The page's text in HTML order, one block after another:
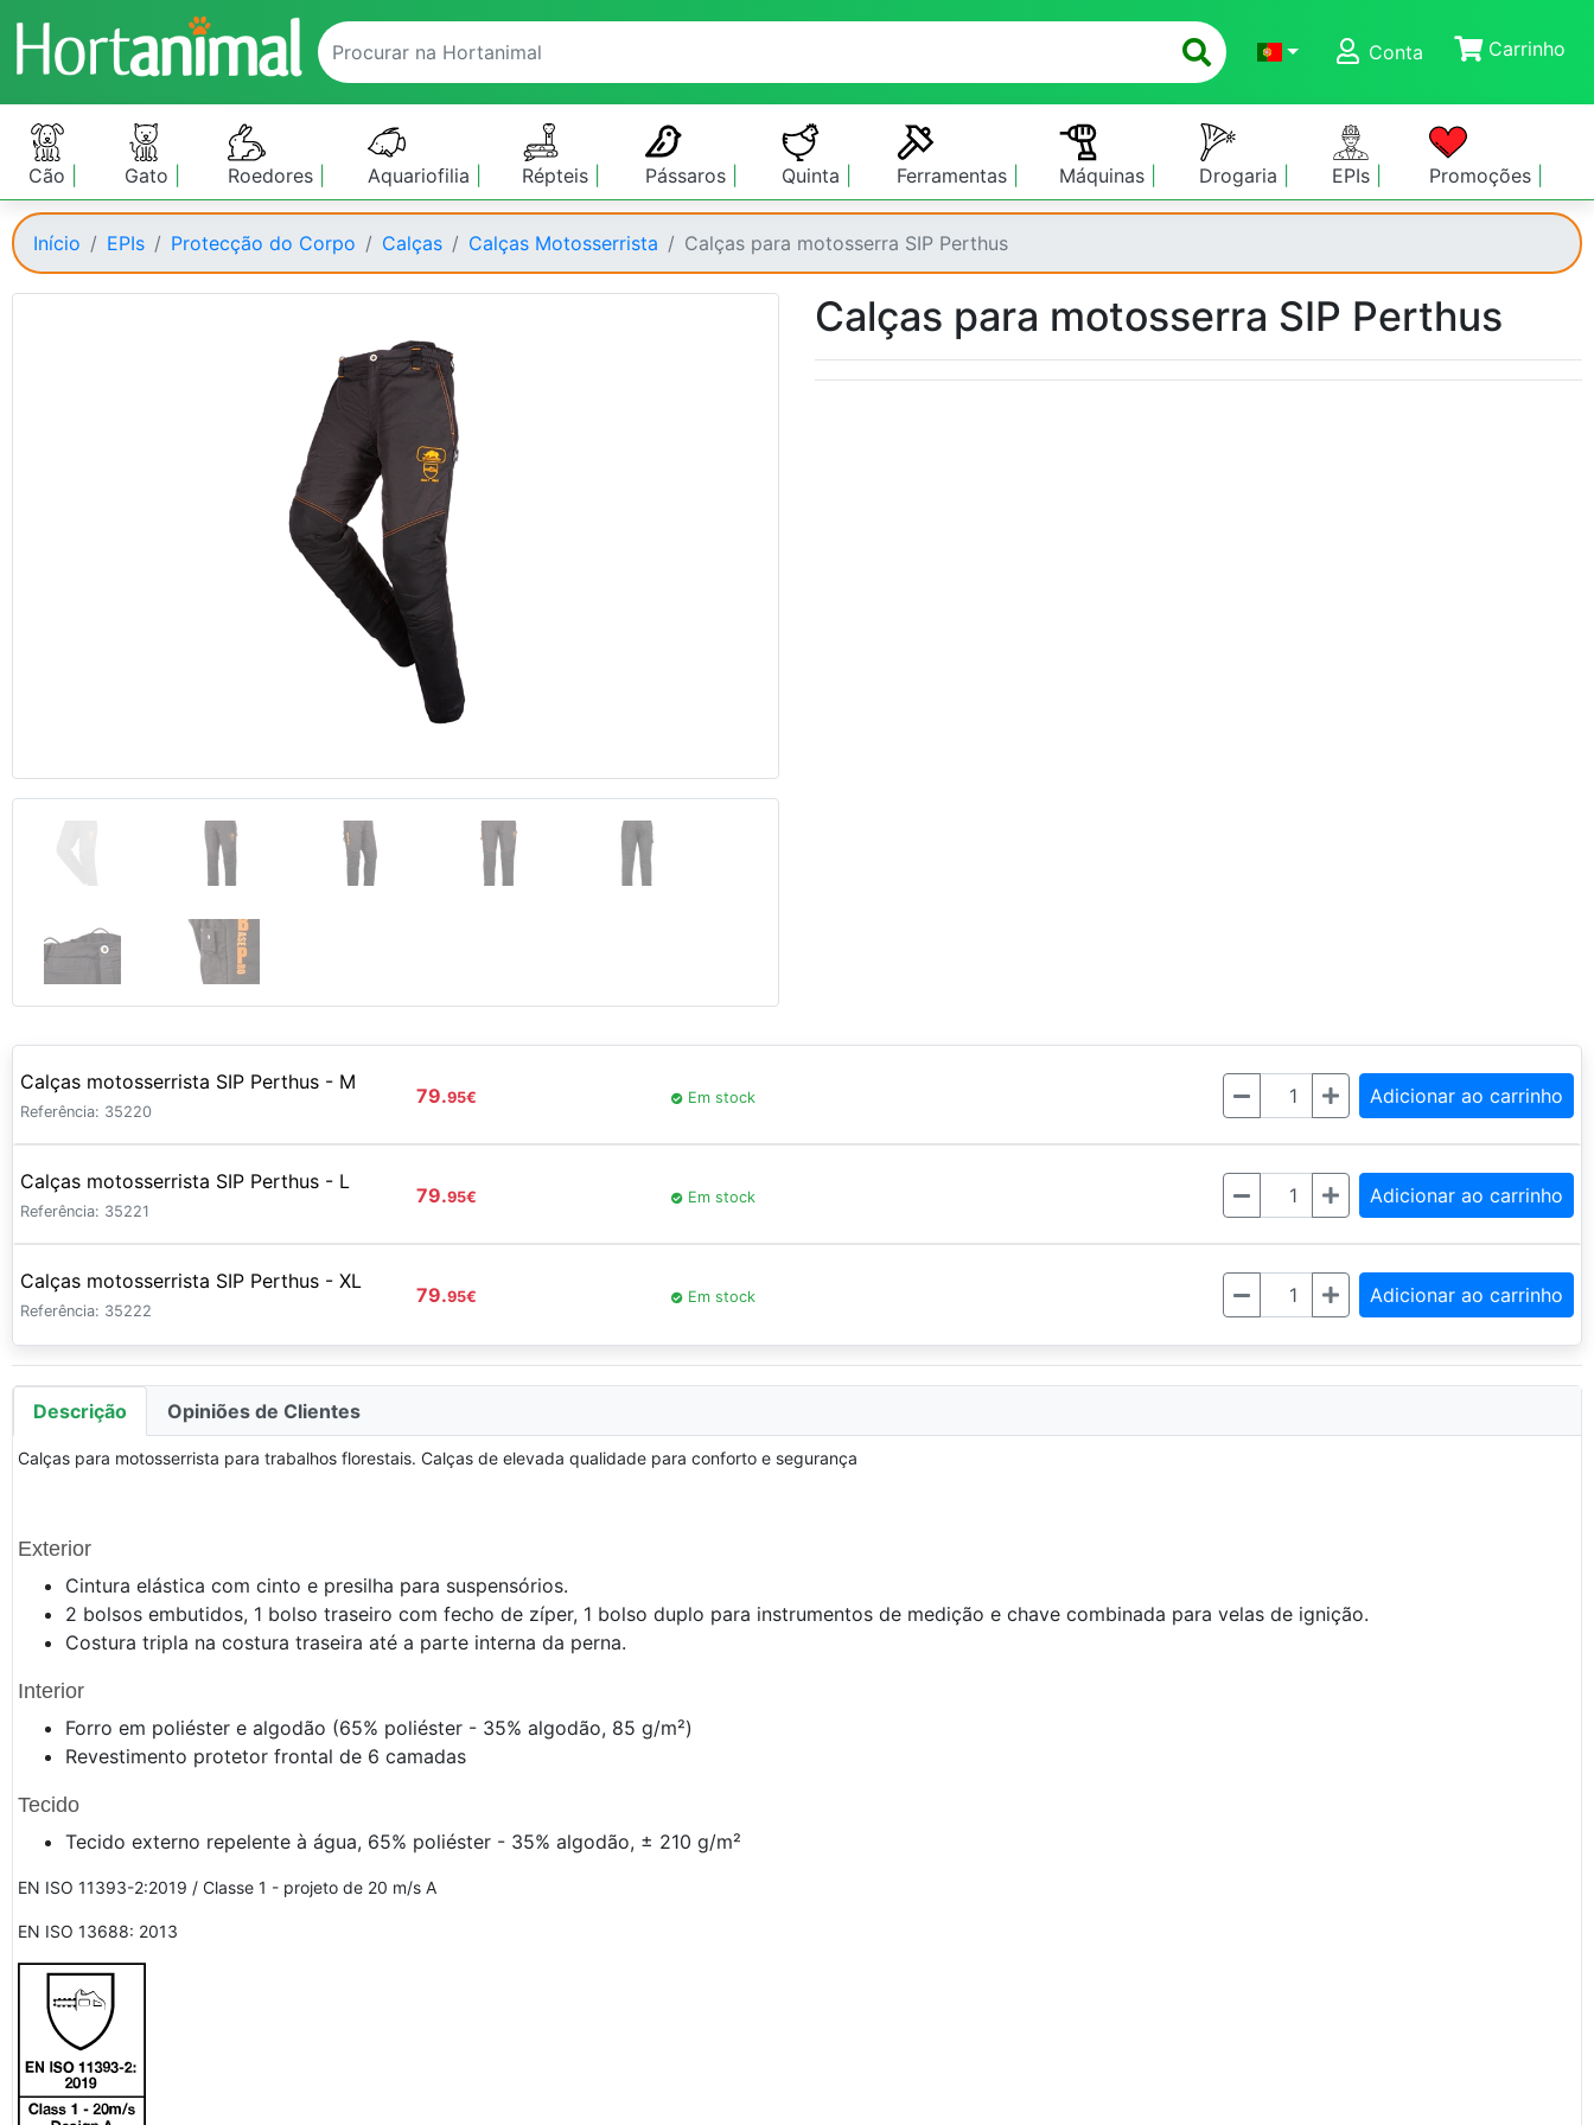
Conta
Carrinho
Cão Gato Roedores Aquariofilia Répteis Pássaros Quinta Ferramentas Máquinas Drogaria EPIs Promoções
Início EPIs Protecção do Corpo Calças Calças Motosserrista Calças para motosserra SIP Perthus
Calças para motosserra SIP Perthus
Calças motosserrista SIP Perthus - M
Referência: 35220
79.95€ Em stock Quantidade Adicionar ao carrinho
Calças motosserrista SIP Perthus - L
Referência: 35221
79.95€ Em stock Quantidade Adicionar ao carrinho
Calças motosserrista SIP Perthus - XL
Referência: 35222
79.95€ Em stock Quantidade Adicionar ao carrinho
Descrição Opiniões de Clientes
Calças para motosserrista para trabalhos florestais. Calças de elevada qualidade para conforto e segurança
Exterior
Cintura elástica com cinto e presilha para suspensórios.
2 bolsos embutidos, 1 bolso traseiro com fecho de zíper, 1 bolso duplo para instrumentos de medição e chave combinada para velas de ignição.
Costura tripla na costura traseira até a parte interna da perna.
Interior
Forro em poliéster e algodão (65% poliéster - 35% algodão, 85 g/m²)
Revestimento protetor frontal de 6 camadas
Tecido
Tecido externo repelente à água, 65% poliéster - 35% algodão, ± 210 g/m²
EN ISO 11393-2:2019 / Classe 1 - projeto de 20 m/s A
EN ISO 13688: 2013